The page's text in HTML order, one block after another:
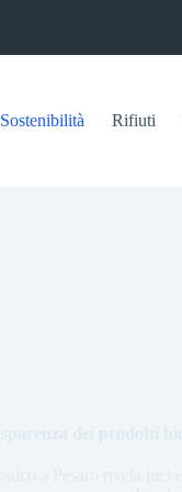
Sostenibilità Rifiuti